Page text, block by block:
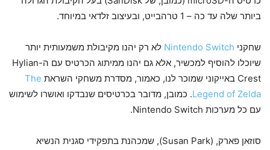
ביותר שלה עד כה – 1 טרהבייט, ובעיצוב זלדאי במיוחד.
שחקני Nintendo Switch לא רק יהנו מקיבולת משמעותית יותר
שיוכלו להוסיף למכשיר, אלא גם יהנו ממיתוג הכרטיס עם ה-Hylian
Crest באייקוני שמוכר לנו, כאמור, מסדרת משחקי השראת
The
Legend of Zelda. כמובן, מדובר בכרטיסים שנבדקו ואושרו לשימוש
עם כל מערכות Nintendo Switch.
סוזאן פארק, (Susan Park), שמכהנת בתפקידי סגנית הנשיא